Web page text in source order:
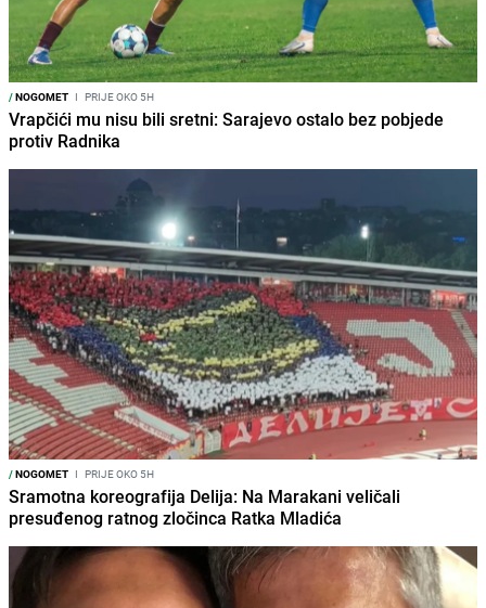
/NOGOMET I PRIJE OKO 5H
Vrapčići mu nisu bili sretni: Sarajevo ostalo bez pobjede
protiv Radnika
/NOGOMET I PRIJE OKO 5H
Sramotna koreografija Delija: Na Marakani veličali
presuđenog ratnog zločinca Ratka Mladića